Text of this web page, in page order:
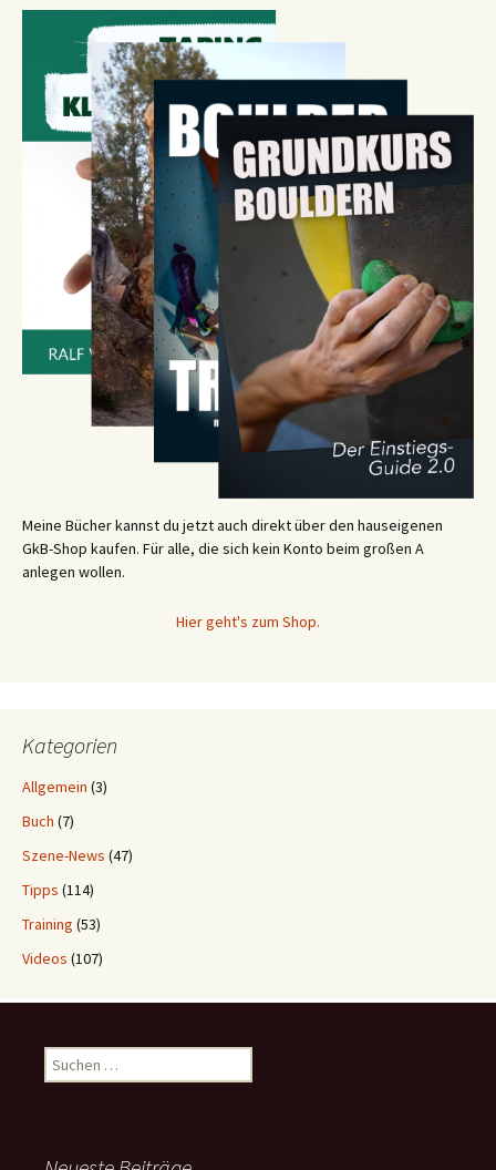
Meine Bücher kannst du jetzt auch direkt über den hauseigenen
GkB-Shop kaufen. Für alle, die sich kein Konto beim großen A
anlegen wollen.
Hier geht's zum Shop.
Kategorien
Allgemein (3)
Buch (7)
Szene-News (47)
Tipps (114)
Training (53)
Videos (107)
Suchen
nach: